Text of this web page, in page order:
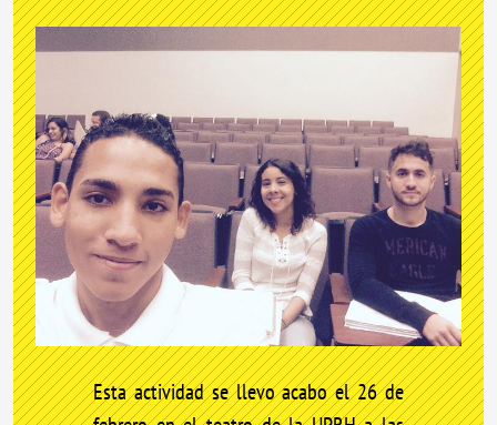
Esta actividad se llevo acabo el 26 de